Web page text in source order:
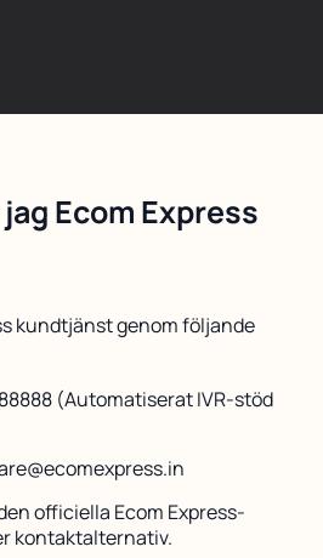
Ecom Express
kundtjänst genom följande
(Automatiserat IVR-stöd
officiella Ecom Express-
kontaktalternativ.